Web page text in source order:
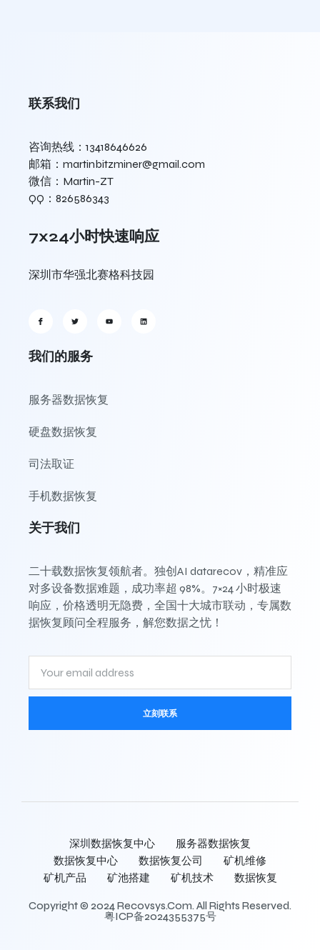
联系我们
咨询热线：13418646626
邮箱：martinbitzminer@gmail.com
微信：Martin-ZT
QQ：826586343
7x24小时快速响应
深圳市华强北赛格科技园
我们的服务
服务器数据恢复
硬盘数据恢复
司法取证
手机数据恢复
关于我们
二十载数据恢复领航者。独创AI datarecov，精准应
对多设备数据难题，成功率超 98%。7×24 小时极速
响应，价格透明无隐费，全国十大城市联动，专属数
据恢复顾问全程服务，解您数据之忧！
立刻联系
深圳数据恢复中心
服务器数据恢复
数据恢复中心
数据恢复公司
矿机维修
矿机产品
矿池搭建 矿机技术 数据恢复
Copyright © 2024 Recovsys.com. All Rights Reserved.
粤ICP备2024355375号